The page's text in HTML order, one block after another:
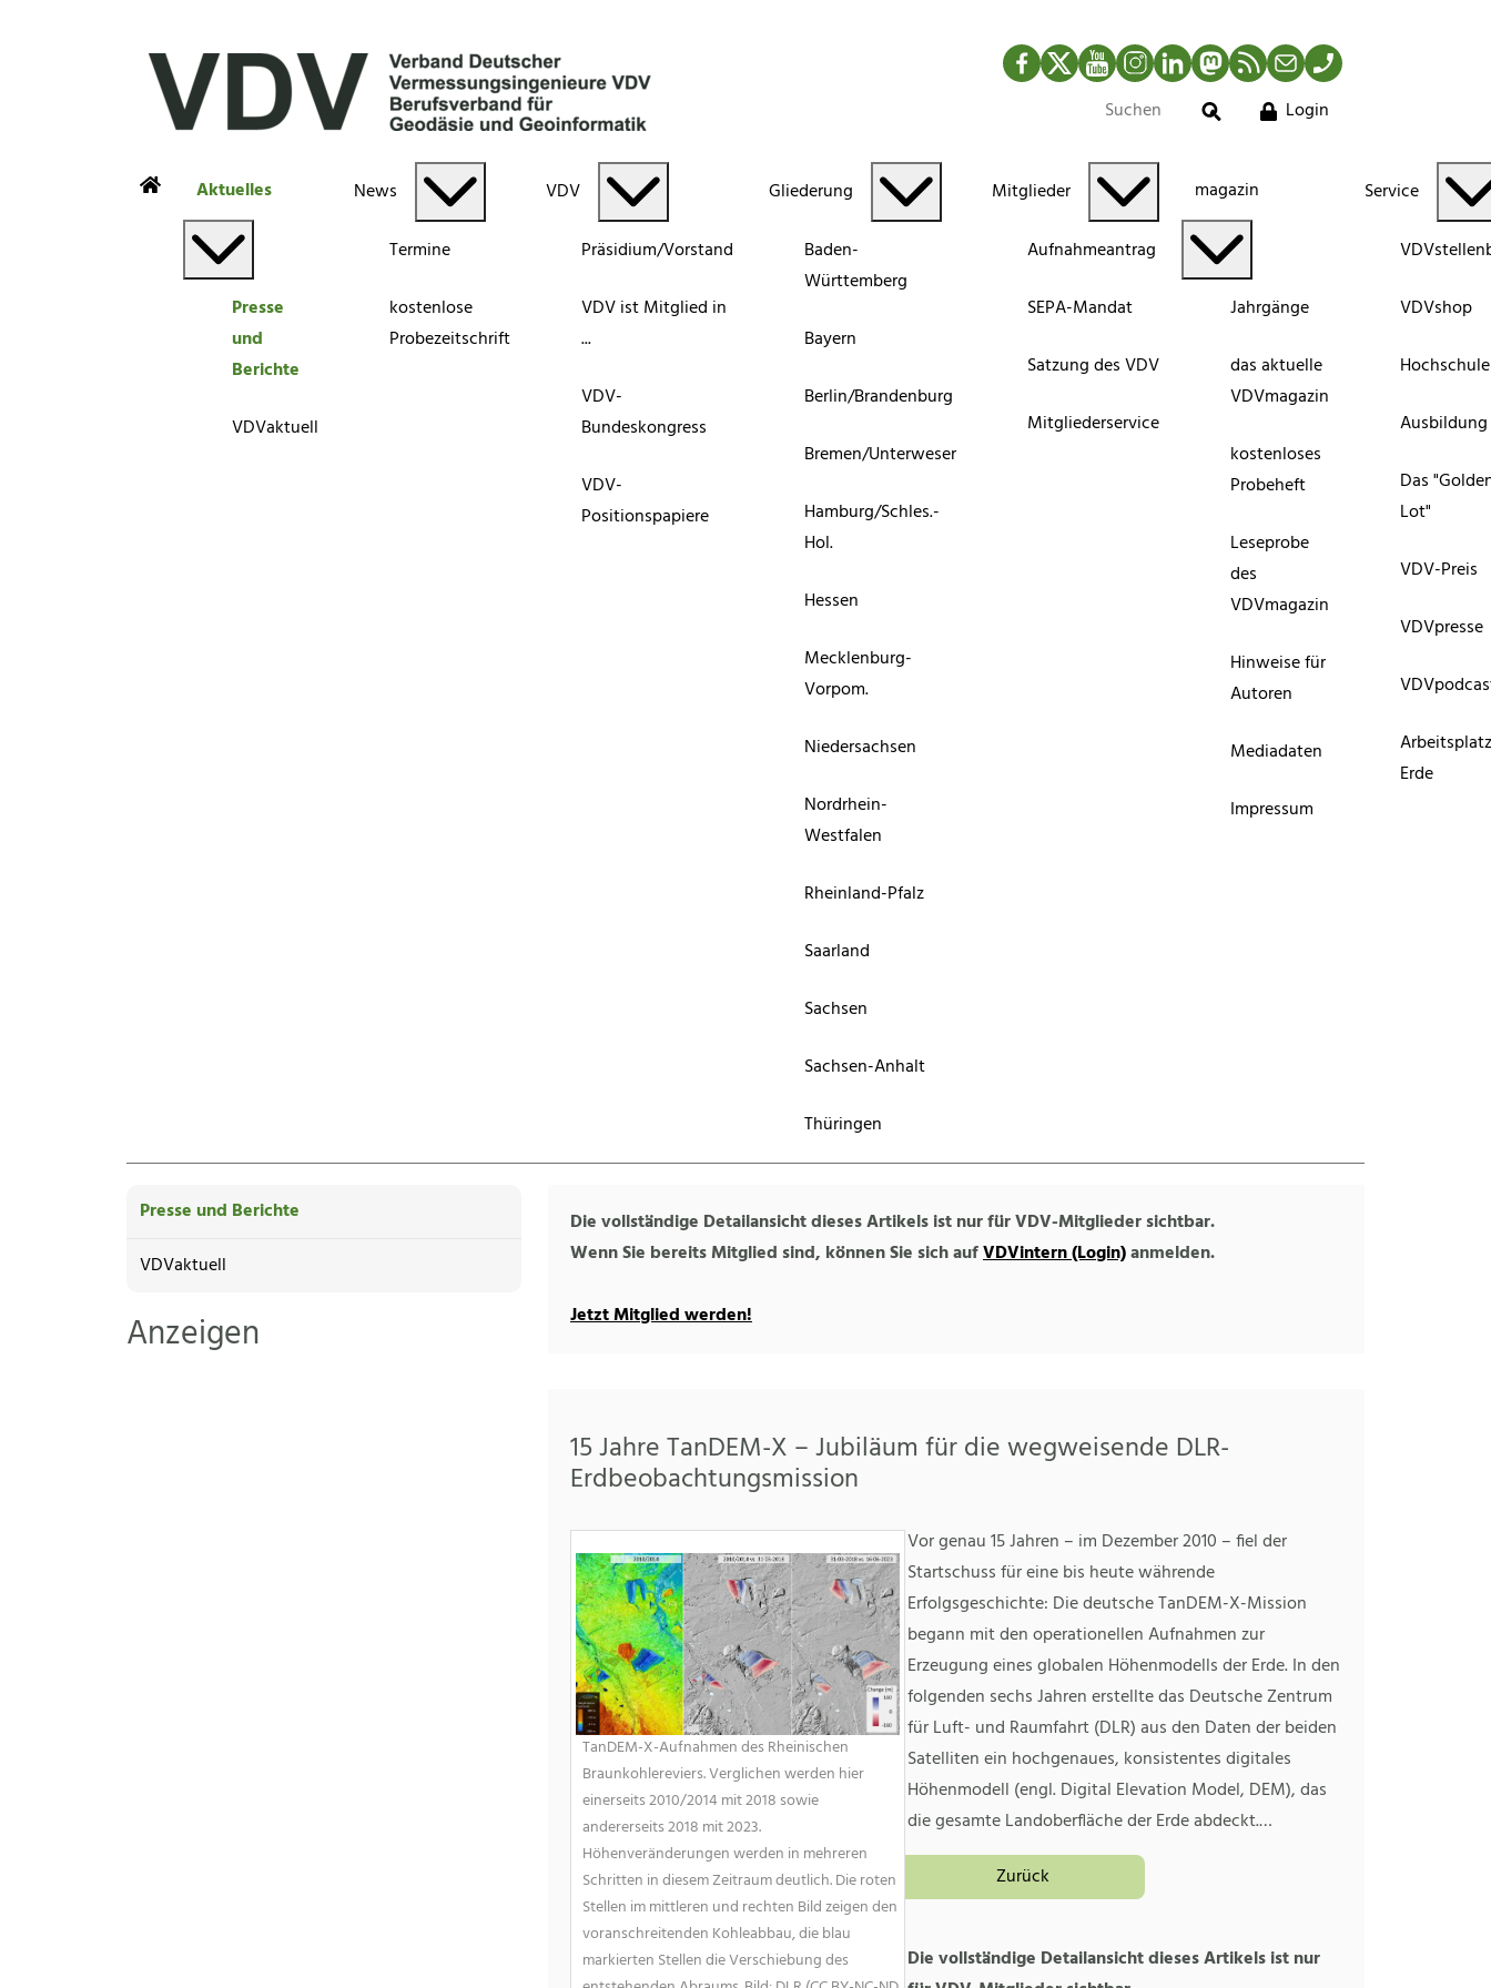
Facebook
TwitterYouTubeInstagram
LinkedInMastodonRSS-Newsfeed
MailTelefon
Suche
Login
Aktuelles
Presse
und
Berichte
VDVaktuell
News
Termine
kostenlose
Probezeitschrift
VDV
Präsidium/Vorstand
VDV ist Mitglied in
...
VDV-
Bundeskongress
VDV-
Positionspapiere
Gliederung
Baden-
Württemberg
Bayern
Berlin/Brandenburg
Bremen/Unterweser
Hamburg/Schles.-
Hol.
Hessen
Mecklenburg-
Vorpom.
Niedersachsen
Nordrhein-
Westfalen
Rheinland-Pfalz
Saarland
Sachsen
Sachsen-Anhalt
Thüringen
Mitglieder
Aufnahmeantrag
SEPA-Mandat
Satzung des VDV
Mitgliederservice
magazin
Jahrgänge
das aktuelle
VDVmagazin
kostenloses
Probeheft
Leseprobe
des
VDVmagazin
Hinweise für
Autoren
Mediadaten
Impressum
Service
VDVshop
Ausbildung
Das
Lot"
VDV-Preis
VDVpresse
Erde
Presse und Berichte
VDVaktuell
Anzeigen
Die vollständige Detailansicht dieses Artikels ist nur für VDV-Mitglieder sichtbar.
Wenn Sie bereits Mitglied sind, können Sie sich aufVDVintern (Login)anmelden.
Jetzt Mitglied werden!
15 Jahre TanDEM-X – Jubiläum für die wegweisende DLR-
Erdbeobachtungsmission
TanDEM-X-Aufnahmen des Rheinischen
Braunkohlereviers. Verglichen werden hier
einerseits 2010/2014 mit 2018 sowie
andererseits 2018 mit 2023.
Höhenveränderungen werden in mehreren
Schritten in diesem Zeitraum deutlich. Die roten
Stellen im mittleren und rechten Bild zeigen den
voranschreitenden Kohleabbau, die blau
markierten Stellen die Verschiebung des
Vor genau 15 Jahren – im Dezember 2010 – fiel der
Startschuss für eine bis heute währende
Erfolgsgeschichte: Die deutsche TanDEM-X-Mission
begann mit den operationellen Aufnahmen zur
Erzeugung eines globalen Höhenmodells der Erde. In den
folgenden sechs Jahren erstellte das Deutsche Zentrum
für Luft- und Raumfahrt (DLR) aus den Daten der beiden
Satelliten ein hochgenaues, konsistentes digitales
Höhenmodell (engl. Digital Elevation Model, DEM), das
die gesamte Landoberfläche der Erde abdeckt.…
Zurück
Die vollständige Detailansicht dieses Artikels ist nur